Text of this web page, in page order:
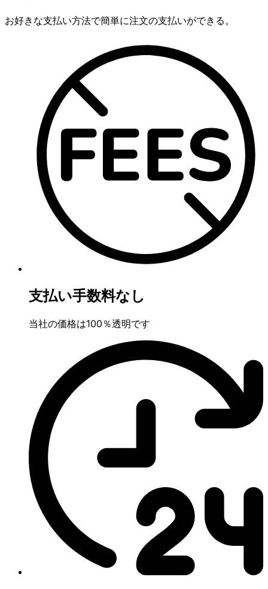
お好きな支払い方法で簡単に注文の支払いができる。
支払い手数料なし
当社の価格は100％透明です